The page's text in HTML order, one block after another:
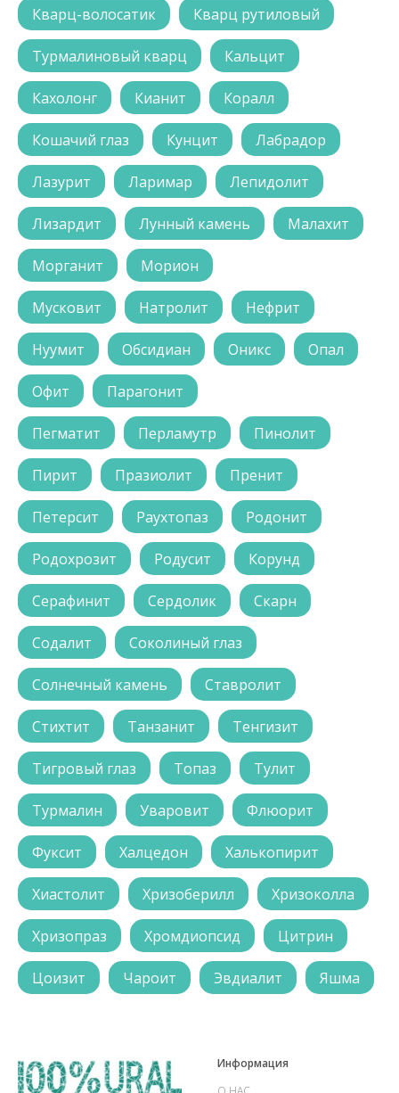
Кварц-волосатик Кварц рутиловый
Турмалиновый кварц Кальцит
Кахолонг Кианит Коралл
Кошачий глаз Кунцит Лабрадор
Лазурит Ларимар Лепидолит
Лизардит Лунный камень Малахит
Морганит Морион
Мусковит Натролит Нефрит
Нуумит Обсидиан Оникс Опал
Офит Парагонит
Пегматит Перламутр Пинолит
Пирит Празиолит Пренит
Петерсит Раухтопаз Родонит
Родохрозит Родусит Корунд
Серафинит Сердолик Скарн
Содалит Соколиный глаз
Солнечный камень Ставролит
Стихтит Танзанит Тенгизит
Тигровый глаз Топаз Тулит
Турмалин Уваровит Флюорит
Фуксит Халцедон Халькопирит
Хиастолит Хризоберилл Хризоколла
Хризопраз Хромдиопсид Цитрин
Цоизит Чароит Эвдиалит Яшма
Информация